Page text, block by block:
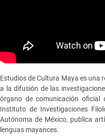
Estudios de Cultura Maya es una
a la difusión de las
órgano de comunicación oficial
Instituto de Investigaciones
Autónoma de México, publica
lenguas mayances.